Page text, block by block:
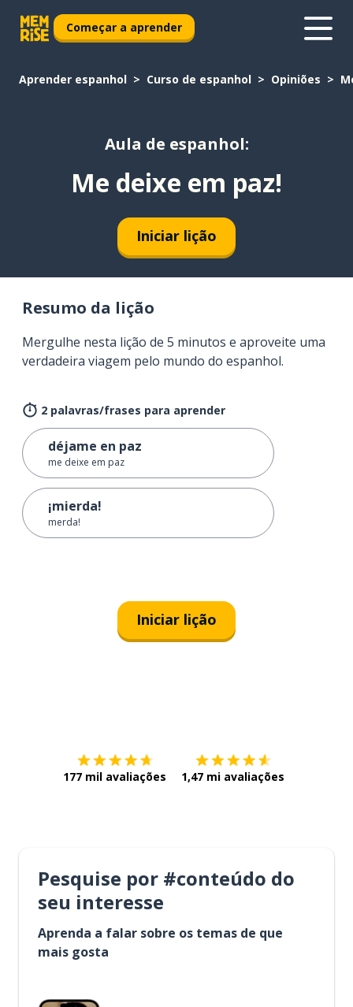
Começar a aprender
Aprender espanhol Curso de espanhol Opiniões
Aula de espanhol:
Me deixe em paz!
Iniciar lição
Resumo da lição
Mergulhe nesta lição de 5 minutos e aproveite uma
verdadeira viagem pelo mundo do espanhol.
2 palavras/frases para aprender
déjame en paz
me deixe em paz
¡mierda!
merda!
Iniciar lição
177 mil avaliações 1,47 mi avaliações
Pesquise por #conteúdo do
seu interesse
Aprenda a falar sobre os temas de que
mais gosta